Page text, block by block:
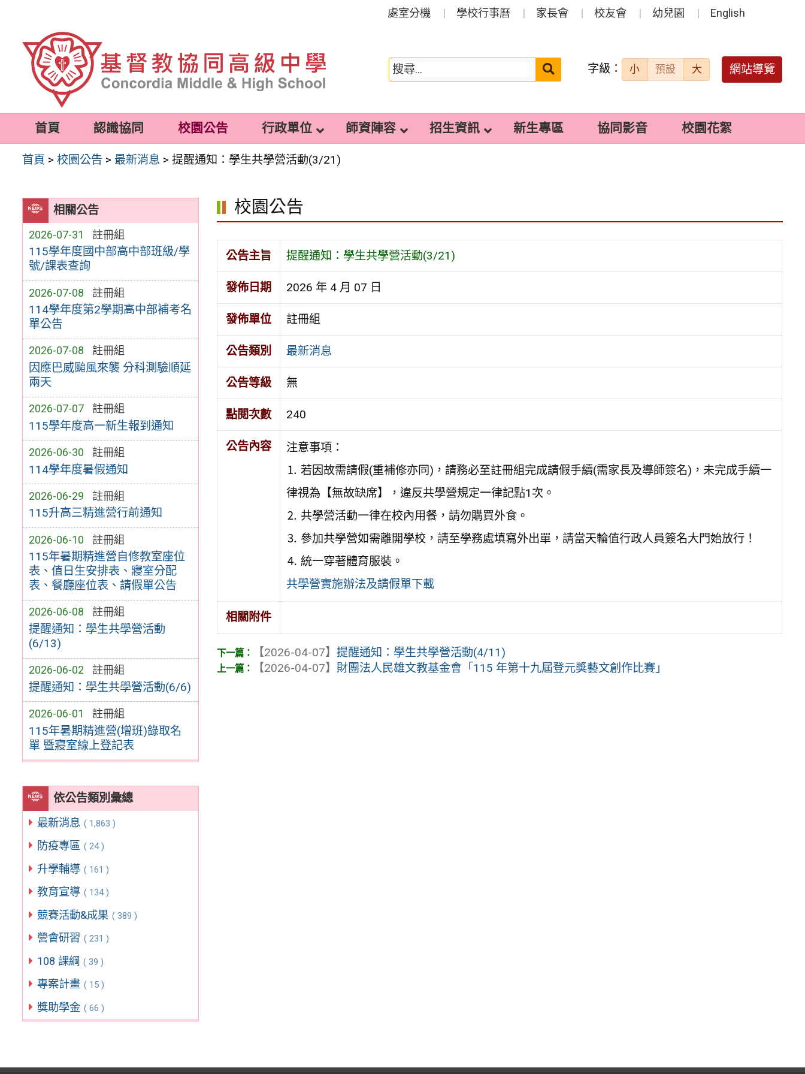
容
處室分機 學校行事曆 家長會 校友會 幼兒園 English
搜
送出 字級： 小 預設 大 網站導覽
首頁 認識協同 校園公告 行政單位 師資陣容 招生資訊 新生專區 協同影音 校園花絮
首頁 >校園公告 > 最新消息 >提醒通知：學生共學營活動(3/21)
相關公告
2026-07-31 註冊組
115學年度國中部高中部班級/學
號/課表查詢
2026-07-08 註冊組
114學年度第2學期高中部補考名
單公告
2026-07-08 註冊組
因應巴威颱風來襲 分科測驗順延
兩天
2026-07-07 註冊組
115學年度高一新生報到通知
2026-06-30 註冊組
114學年度暑假通知
2026-06-29 註冊組
115升高三精進營行前通知
2026-06-10 註冊組
115年暑期精進營自修教室座位
表、值日生安排表、寢室分配
表、餐廳座位表、請假單公告
2026-06-08 註冊組
提醒通知：學生共學營活動
(6/13)
2026-06-02 註冊組
提醒通知：學生共學營活動(6/6)
2026-06-01 註冊組
115年暑期精進營(增班)錄取名
單 暨寢室線上登記表
依公告類別彙總
最新消息 ( 1,863 )
防疫專區 ( 24 )
升學輔導 ( 161 )
教育宣導 ( 134 )
競賽活動&成果 ( 389 )
營會研習 ( 231 )
108 課綱 ( 39 )
專案計畫 ( 15 )
獎助學金 ( 66 )
校園公告
公告主旨 提醒通知：學生共學營活動(3/21)
發佈日期 2026 年 4 月 07 日
發佈單位 註冊組
公告類別 最新消息
公告等級 無
點閱次數 240
公告內容
注意事項：
⒈ 若因故需請假(重補修亦同)，請務必至註冊組完成請假手續(需家長及導師簽名)，未完成手續一
律視為【無故缺席】，違反共學營規定一律記點1次。
⒉ 共學營活動一律在校內用餐，請勿購買外食。
⒊ 參加共學營如需離開學校，請至學務處填寫外出單，請當天輪值行政人員簽名大門始放行！
⒋ 統一穿著體育服裝。
共學營實施辦法及請假單下載
相關附件
【2026-04-07】提醒通知：學生共學營活動(4/11)
【2026-04-07】 財團法人民雄文教基金會「115 年第十九屆登元獎藝文創作比賽」